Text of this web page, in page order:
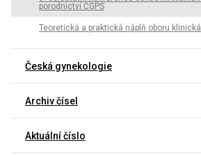
porodnictví ČGPS
Teoretická a praktická náplň oboru
Česká gynekologie
Archiv čísel
Aktuální číslo